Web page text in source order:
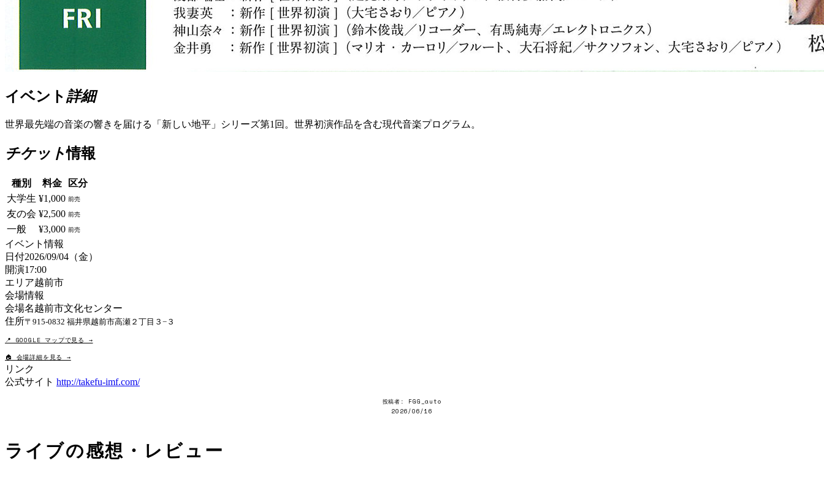
イベント詳細
世界最先端の音楽の響きを届ける「新しい地平」シリーズ第1回。世界初演作品を含む現代音楽プログラム。
チケット情報
種別 料金
区分
大学生 ¥1,000 前売
友の会 ¥2,500 前売
一般 ¥3,000 前売
イベント情報
日付2026/09/04（金）
開演17:00
エリア越前市
会場情報
会場名越前市文化センター
住所〒915-0832 福井県越前市高瀬２丁目３−３
📍 GOOGLE マップで見る →
🏠 会場詳細を見る →
リンク
公式サイト http://takefu-imf.com/
投稿者: FGG_auto
2026/06/16
ライブの感想・レビュー